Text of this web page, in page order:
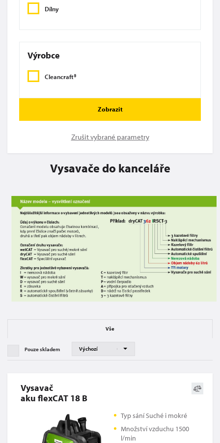
Dílny
Výrobce
Cleancraft®
Zobrazit
Zrušit vybrané parametry
Vysavače do kanceláře
Vše
Pouze skladem
Vysavač
aku flexCAT 18 B
Typ sání Suché i mokré
Množství vzduchu 1500
l/min